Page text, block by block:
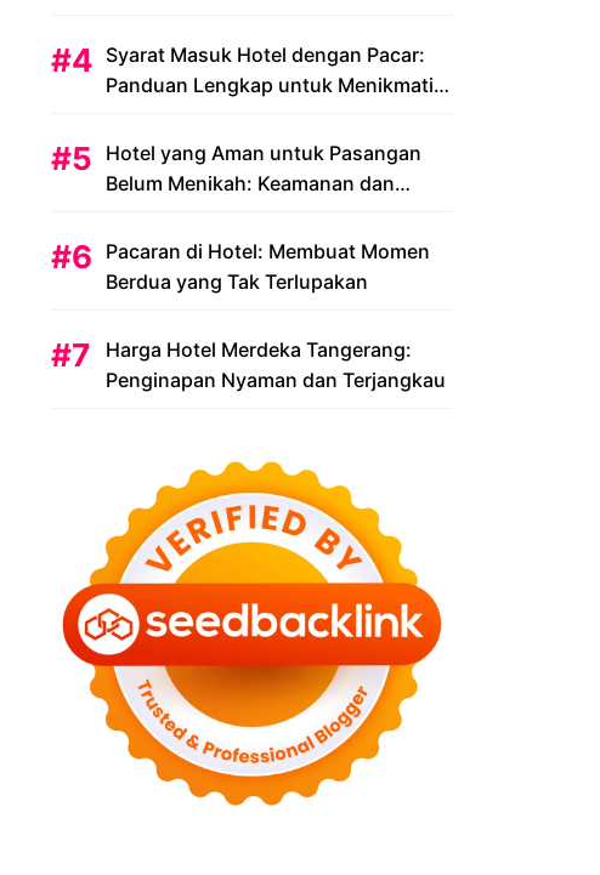
Syarat Masuk Hotel dengan Pacar:
Panduan Lengkap untuk Menikmati
Hotel yang Aman untuk Pasangan
Belum Menikah: Keamanan dan
Pacaran di Hotel: Membuat Momen
Berdua yang Tak Terlupakan
Harga Hotel Merdeka Tangerang:
Penginapan Nyaman dan Terjangkau